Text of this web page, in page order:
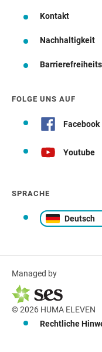
Kontakt
Nachhaltigkeit
FOLGE UNS AUF
Facebook
Youtube
SPRACHE
Deutsch
Managed by
© 2026 HUMA ELEVEN
Rechtliche